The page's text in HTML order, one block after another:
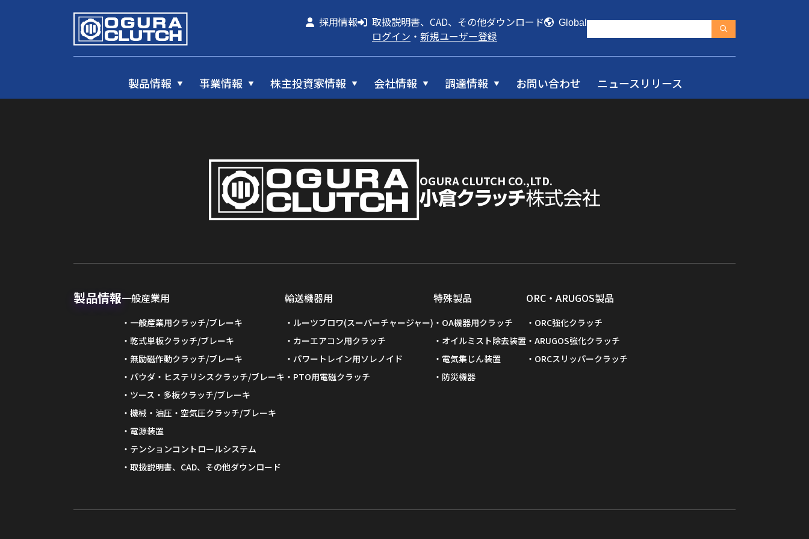
採用情報
取扱説明書、CAD、その他ダウンロード
ログイン ・ 新規ユーザー登録
Global
製品情報 事業情報 株主投資家情報 会社情報 調達情報 お問い合わせ ニュースリリース
OGURA CLUTCH CO.,LTD.
製品情報一般産業用
一般産業用クラッチ/ブレーキ
乾式単板クラッチ/ブレーキ
無励磁作動クラッチ/ブレーキ
パウダ・ヒステリシスクラッチ/ブレーキ
ツース・多板クラッチ/ブレーキ
機械・油圧・空気圧クラッチ/ブレーキ
電源装置
テンションコントロールシステム
取扱説明書、CAD、その他ダウンロード
輸送機器用
ルーツブロワ(スーパーチャージャー)
カーエアコン用クラッチ
パワートレイン用ソレノイド
PTO用電磁クラッチ
特殊製品
OA機器用クラッチ
オイルミスト除去装置
電気集じん装置
防災機器
ORC・ARUGOS製品
ORC強化クラッチ
ARUGOS強化クラッチ
ORCスリッパークラッチ